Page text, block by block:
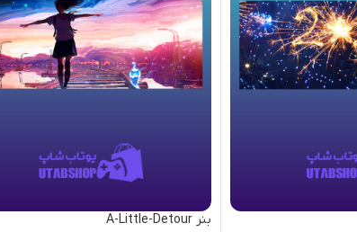
بنر A-Little-Detour